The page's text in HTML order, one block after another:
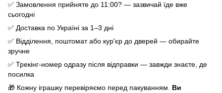
✅ Замовлення прийняте до 11:00? — зазвичай їде вже
сьогодні
✅ Доставка по Україні за 1–3 дні
✅ Відділення, поштомат або кур'єр до дверей — обирайте
зручне
✅ Трекінг-номер одразу після відправки — завжди знаєте, де
посилка
🎁 Кожну іграшку перевіряємо перед пакуванням. Ви